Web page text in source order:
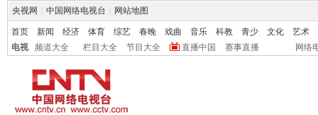
央视网 中国网络电视台 网站地图
首页 新闻 经济 体育 综艺 春晚 戏曲 音乐 科教 青少 文化
艺术
电视
频道大全 栏目大全 节目大全 直播中国 赛事直播 网络